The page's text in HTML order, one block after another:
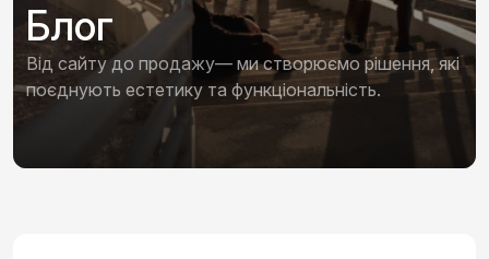
Блог
Від сайту до продажу— ми створюємо рішення, які
поєднують естетику та функціональність.